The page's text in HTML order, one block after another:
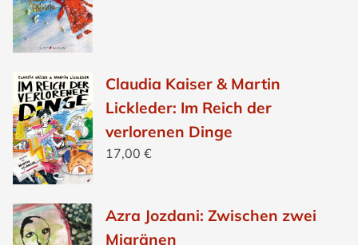
Claudia Kaiser & Martin
Lickleder: Im Reich der
verlorenen Dinge
17,00 €
Azra Jozdani: Zwischen zwei
Migränen